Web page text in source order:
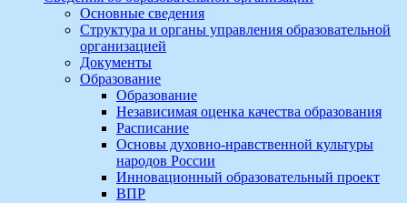
Основные сведения
Структура и органы управления образовательной
организацией
Документы
Образование
Образование
Независимая оценка качества образования
Расписание
Основы духовно-нравственной культуры
народов России
Инновационный образовательный проект
ВПР